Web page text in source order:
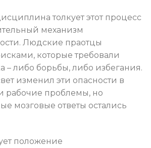
толкует этот процесс
механизм
Людские праотцы
которые требовали
– либо борьбы, либо избегания.
изменил эти опасности в
рабочие проблемы, но
мозговые ответы остались
положение